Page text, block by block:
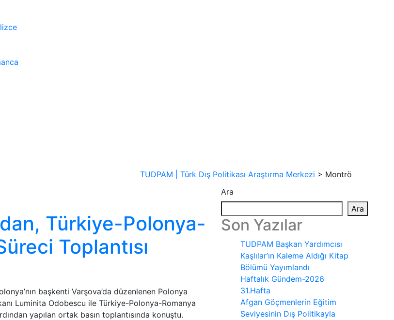
TUDPAM | Türk Dış Politikası Araştırma Merkezi > Montrö
Türkiye-Polonya-
Toplantısı
başkenti Varşova’da düzenlenen Polonya
Luminita Odobescu ile Türkiye-Polonya-Romanya
yapılan ortak basın toplantısında konuştu.
Ara
Ara
Son Yazılar
TUDPAM Başkan Yardımcısı
Kaşlılar’ın Kaleme Aldığı Kitap
Bölümü Yayımlandı
Haftalık Gündem-2026
31.Hafta
Afgan Göçmenlerin Eğitim
Seviyesinin Dış Politikayla